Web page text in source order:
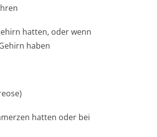
hatten, oder wenn
haben
hatten oder bei